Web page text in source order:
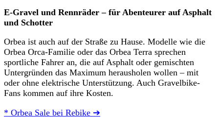
E-Gravel und Rennräder – für Abenteurer auf Asphalt
und Schotter
Orbea ist auch auf der Straße zu Hause. Modelle wie die
Orbea Orca-Familie oder das Orbea Terra sprechen
sportliche Fahrer an, die auf Asphalt oder gemischten
Untergründen das Maximum herausholen wollen – mit
oder ohne elektrische Unterstützung. Auch Gravelbike-
Fans kommen auf ihre Kosten.
* Orbea Sale bei Rebike ➔